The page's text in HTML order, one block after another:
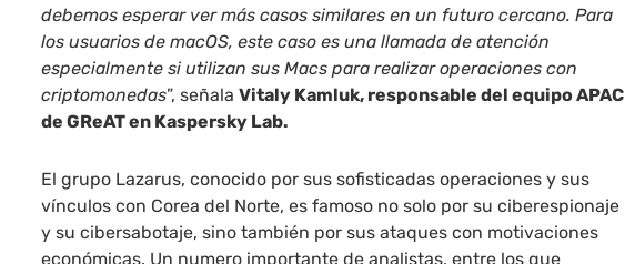
debemos esperar ver más casos similares en un futuro cercano. Para
los usuarios de macOS, este caso es una llamada de atención
especialmente si utilizan sus Macs para realizar operaciones con
criptomonedas”, señalaVitaly Kamluk, responsable del equipo APAC
de GReAT en Kaspersky Lab.
El grupo Lazarus, conocido por sus sofisticadas operaciones y sus
vínculos con Corea del Norte, es famoso no solo por su ciberespionaje
y su cibersabotaje, sino también por sus ataques con motivaciones
económicas. Un numero importante de analistas, entre los que